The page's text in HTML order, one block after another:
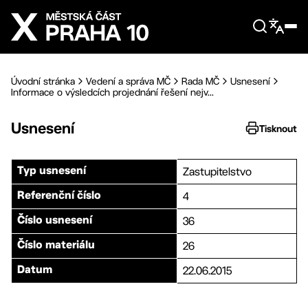
Přejít na hlavní obsah
Úvodní stránka Vedení a správa MČ Rada MČ
Usnesení
Informace o výsledcích projednání řešení nejv...
Usnesení Tisknout
Typ usnesení Zastupitelstvo
Referenční číslo 4
Číslo usnesení 36
Číslo materiálu 26
Datum 22.06.2015